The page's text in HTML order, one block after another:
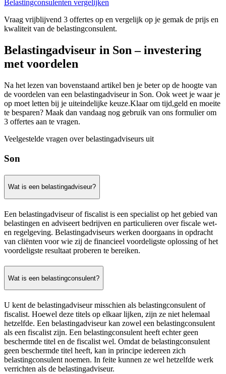
Belastingconsulenten vergelijken
Vraag vrijblijvend 3 offertes op en vergelijk op je gemak de prijs en
kwaliteit van de belastingconsulent.
Belastingadviseur in Son – investering
met voordelen
Na het lezen van bovenstaand artikel ben je beter op de hoogte van
de voordelen van een belastingadviseur in Son. Ook weet je waar je
op moet letten bij je uiteindelijke keuze.Klaar om tijd,geld en moeite
te besparen? Maak dan vandaag nog gebruik van ons formulier om
3 offertes aan te vragen.
Veelgestelde vragen over belastingadviseurs uit
Son
Wat is een belastingadviseur?
Een belastingadviseur of fiscalist is een specialist op het gebied van
belastingen en adviseert bedrijven en particulieren over fiscale wet-
en regelgeving. Belastingadviseurs werken doorgaans in opdracht
van cliënten voor wie zij de financieel voordeligste oplossing of het
voordeligste resultaat proberen te bereiken.
Wat is een belastingconsulent?
U kent de belastingadviseur misschien als belastingconsulent of
fiscalist. Hoewel deze titels op elkaar lijken, zijn ze niet helemaal
hetzelfde. Een belastingadviseur kan zowel een belastingconsulent
als een fiscalist zijn. Een belastingconsulent heeft echter geen
beschermde titel en de fiscalist wel. Omdat de belastingconsulent
geen beschermde titel heeft, kan in principe iedereen zich
belastingconsulent noemen. In feite kunnen ze wel hetzelfde werk
verrichten als de belastingadviseur.